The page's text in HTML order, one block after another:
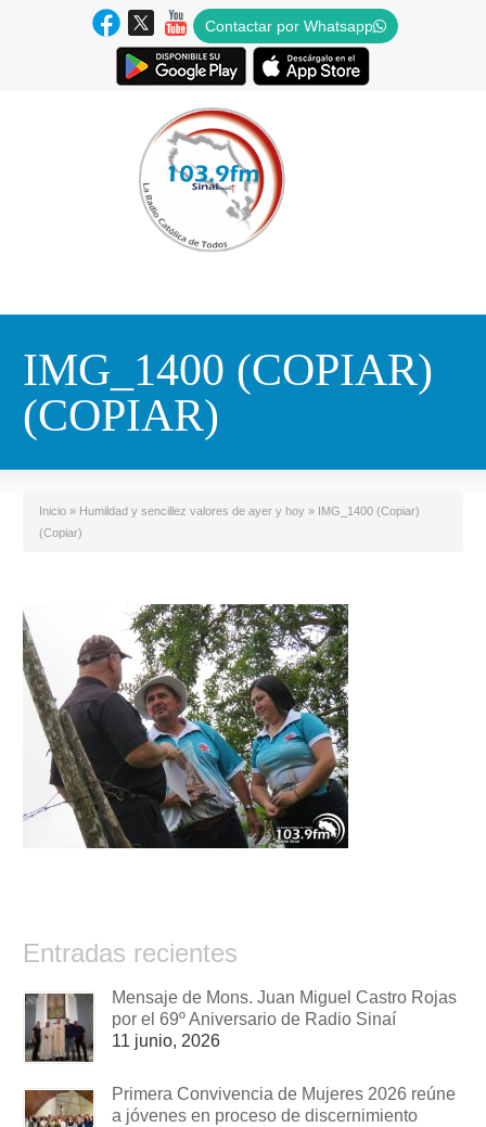
Contactar por Whatsapp
IMG_1400 (COPIAR)
(COPIAR)
Inicio » Humildad y sencillez valores de ayer y hoy » IMG_1400 (Copiar)
(Copiar)
Entradas recientes
Mensaje de Mons. Juan Miguel Castro Rojas
por el 69º Aniversario de Radio Sinaí
11 junio, 2026
Primera Convivencia de Mujeres 2026 reúne
a jóvenes en proceso de discernimiento